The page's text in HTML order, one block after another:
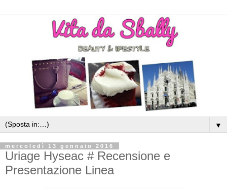
▼
mercoledì 13 gennaio 2016
Uriage Hyseac # Recensione e
Presentazione Linea